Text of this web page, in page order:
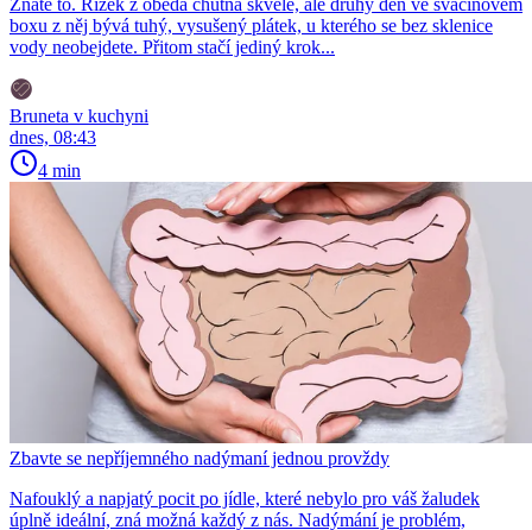
Znáte to. Řízek z oběda chutná skvěle, ale druhý den ve svačinovém
boxu z něj bývá tuhý, vysušený plátek, u kterého se bez sklenice
vody neobejdete. Přitom stačí jediný krok...
Bruneta v kuchyni
dnes, 08:43
4 min
Zbavte se nepříjemného nadýmaní jednou provždy
Nafouklý a napjatý pocit po jídle, které nebylo pro váš žaludek
úplně ideální, zná možná každý z nás. Nadýmání je problém,